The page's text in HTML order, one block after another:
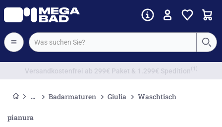
Vorkassenrabatt
Badarmaturen Giulia Waschtisch
pianura